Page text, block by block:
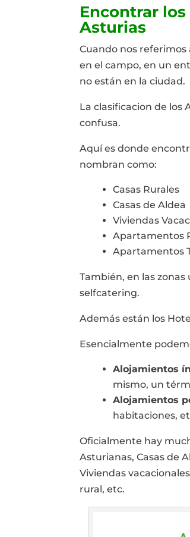
Encontrar
Asturias
Cuando nos referimos
en el campo, en un
no están en la ciudad.
La clasificacion de los
confusa.
Aquí es donde
nombran como:
Casas Rurales
Casas de Aldea
Viviendas
Apartamentos
Apartamentos
También, en las
selfcatering.
Además están los
Esencialmente
Alojamientos
mismo, un
Alojamientos
habitaciones,
Oficialmente hay
Asturianas, Casas de
Viviendas
rural, etc.